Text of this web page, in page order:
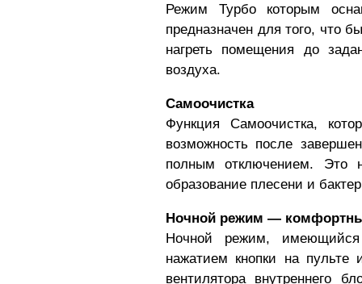
Режим Турбо которым
предназначен для того, что
нагреть помещения до
воздуха.
Самоочистка
Функция Самоочистка,
возможность после
полным отключением. Это
образование плесени и
Ночной режим —
Ночной режим,
нажатием кнопки на
вентилятора внутреннего